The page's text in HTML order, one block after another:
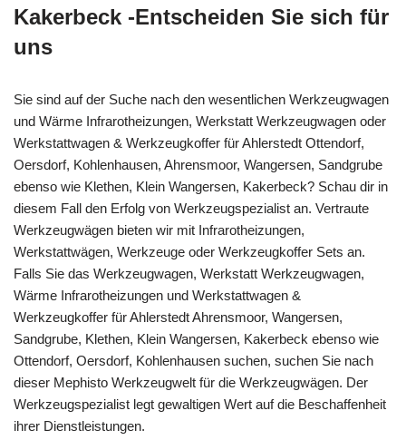
Kakerbeck -Entscheiden Sie sich für
uns
Sie sind auf der Suche nach den wesentlichen Werkzeugwagen
und Wärme Infrarotheizungen, Werkstatt Werkzeugwagen oder
Werkstattwagen & Werkzeugkoffer für Ahlerstedt Ottendorf,
Oersdorf, Kohlenhausen, Ahrensmoor, Wangersen, Sandgrube
ebenso wie Klethen, Klein Wangersen, Kakerbeck? Schau dir in
diesem Fall den Erfolg von Werkzeugspezialist an. Vertraute
Werkzeugwägen bieten wir mit Infrarotheizungen,
Werkstattwägen, Werkzeuge oder Werkzeugkoffer Sets an.
Falls Sie das Werkzeugwagen, Werkstatt Werkzeugwagen,
Wärme Infrarotheizungen und Werkstattwagen &
Werkzeugkoffer für Ahlerstedt Ahrensmoor, Wangersen,
Sandgrube, Klethen, Klein Wangersen, Kakerbeck ebenso wie
Ottendorf, Oersdorf, Kohlenhausen suchen, suchen Sie nach
dieser Mephisto Werkzeugwelt für die Werkzeugwägen. Der
Werkzeugspezialist legt gewaltigen Wert auf die Beschaffenheit
ihrer Dienstleistungen.